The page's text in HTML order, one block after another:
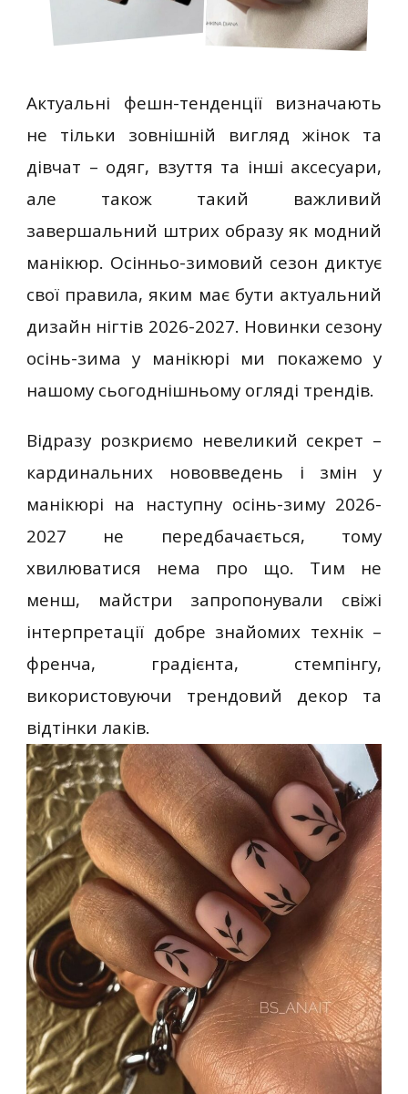
Актуальні фешн-тенденції визначають
не тільки зовнішній вигляд жінок та
дівчат – одяг, взуття та інші аксесуари,
але також такий важливий
завершальний штрих образу як модний
манікюр. Осінньо-зимовий сезон диктує
свої правила, яким має бути актуальний
дизайн нігтів 2026-2027. Новинки сезону
осінь-зима у манікюрі ми покажемо у
нашому сьогоднішньому огляді трендів.
Відразу розкриємо невеликий секрет –
кардинальних нововведень і змін у
манікюрі на наступну осінь-зиму 2026-
2027 не передбачається, тому
хвилюватися нема про що. Тим не
менш, майстри запропонували свіжі
інтерпретації добре знайомих технік –
френча, градієнта, стемпінгу,
використовуючи трендовий декор та
відтінки лаків.